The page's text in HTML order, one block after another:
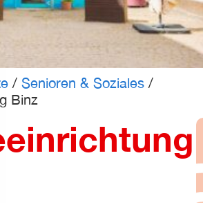
/ Senioren & Soziales /
Binz
Modus